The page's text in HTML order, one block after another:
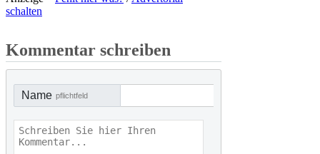
schalten
Kommentar schreiben
Name pflichtfeld